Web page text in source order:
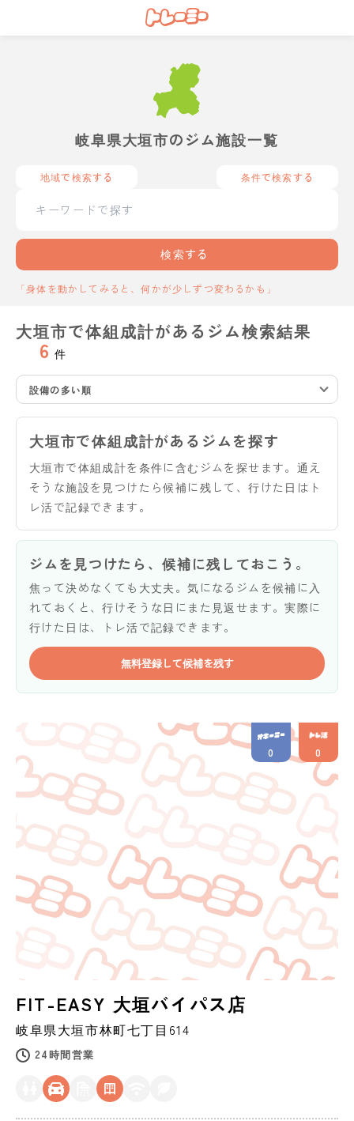
岐阜県大垣市のジム施設一覧
地域で検索する 条件で検索する
検索する
「身体を動かしてみると、何かが少しずつ変わるかも」
大垣市で体組成計があるジム検索結果
6 件
設備の多い順
大垣市で体組成計があるジムを探す
大垣市で体組成計を条件に含むジムを探せます。通え
そうな施設を見つけたら候補に残して、行けた日はト
レ活で記録できます。
ジムを見つけたら、候補に残しておこう。
焦って決めなくても大丈夫。気になるジムを候補に入
れておくと、行けそうな日にまた見返せます。実際に
行けた日は、トレ活で記録できます。
無料登録して候補を残す
FIT-EASY 大垣バイパス店
岐阜県大垣市林町七丁目614
24時間営業
0 0